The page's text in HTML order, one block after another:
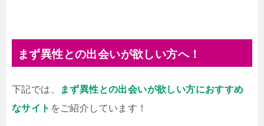
まず異性との出会いが欲しい方へ！
下記では、
まず異性との出会いが欲しい方におすすめ
なサイト をご紹介しています！